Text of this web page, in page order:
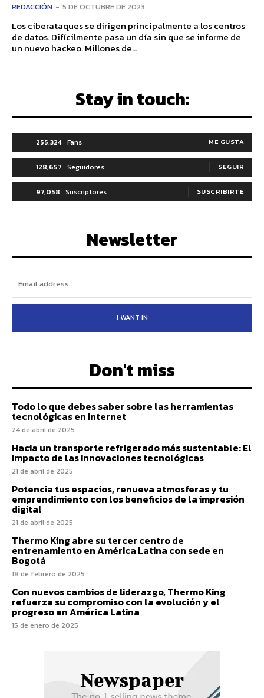
REDACCIÓN - 5 DE OCTUBRE DE 2023
Los ciberataques se dirigen principalmente a los centros
de datos. Difícilmente pasa un día sin que se informe de
un nuevo hackeo. Millones de...
Stay in touch:
255,324 Fans ME GUSTA
128,657 Seguidores SEGUIR
97,058 Suscriptores SUSCRIBIRTE
Newsletter
I WANT IN
Don't miss
Todo lo que debes saber sobre las herramientas
tecnológicas en internet
24 de abril de 2025
Hacia un transporte refrigerado más sustentable: El
impacto de las innovaciones tecnológicas
21 de abril de 2025
Potencia tus espacios, renueva atmosferas y tu
emprendimiento con los beneficios de la impresión
digital
21 de abril de 2025
Thermo King abre su tercer centro de
entrenamiento en América Latina con sede en
Bogotá
18 de febrero de 2025
Con nuevos cambios de liderazgo, Thermo King
refuerza su compromiso con la evolución y el
progreso en América Latina
15 de enero de 2025